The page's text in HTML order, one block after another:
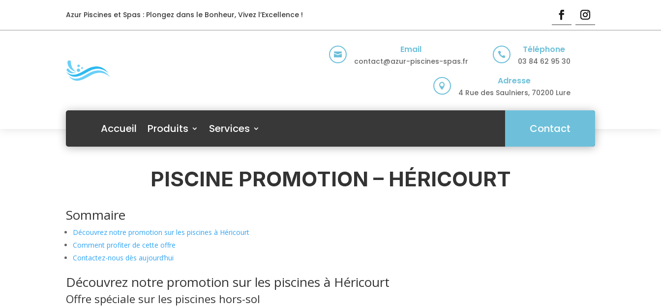
Azur Piscines et Spas : Plongez dans le Bonheur, Vivez l’Excellence !
 Email
contact@azur-piscines-spas.fr
 Téléphone
03 84 62 95 30
 Adresse
4 Rue des Saulniers, 70200 Lure
Accueil Produits Services Contact
PISCINE PROMOTION – HÉRICOURT
Sommaire
Découvrez notre promotion sur les piscines à Héricourt
Comment profiter de cette offre
Contactez-nous dès aujourd’hui
Découvrez notre promotion sur les piscines à Héricourt
Offre spéciale sur les piscines hors-sol